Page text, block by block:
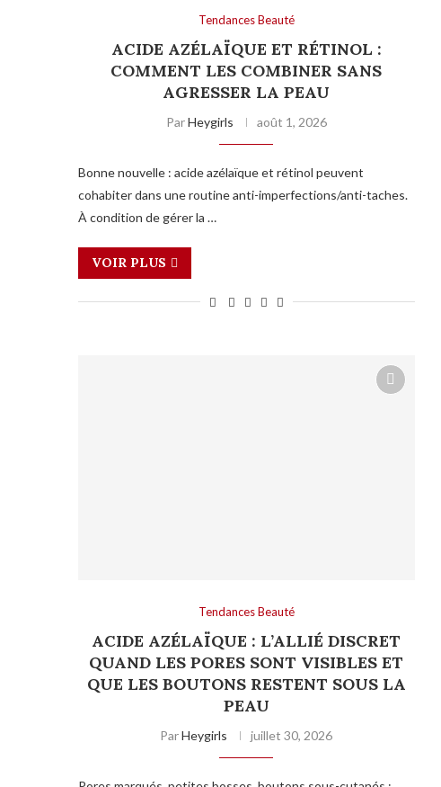
Tendances Beauté
ACIDE AZÉLAÏQUE ET RÉTINOL :
COMMENT LES COMBINER SANS
AGRESSER LA PEAU
ParHeygirls août 1, 2026
Bonne nouvelle : acide azélaïque et rétinol peuvent
cohabiter dans une routine anti-imperfections/anti-taches.
À condition de gérer la …
VOIR PLUS
Tendances Beauté
ACIDE AZÉLAÏQUE : L’ALLIÉ DISCRET
QUAND LES PORES SONT VISIBLES ET
QUE LES BOUTONS RESTENT SOUS LA
PEAU
ParHeygirls juillet 30, 2026